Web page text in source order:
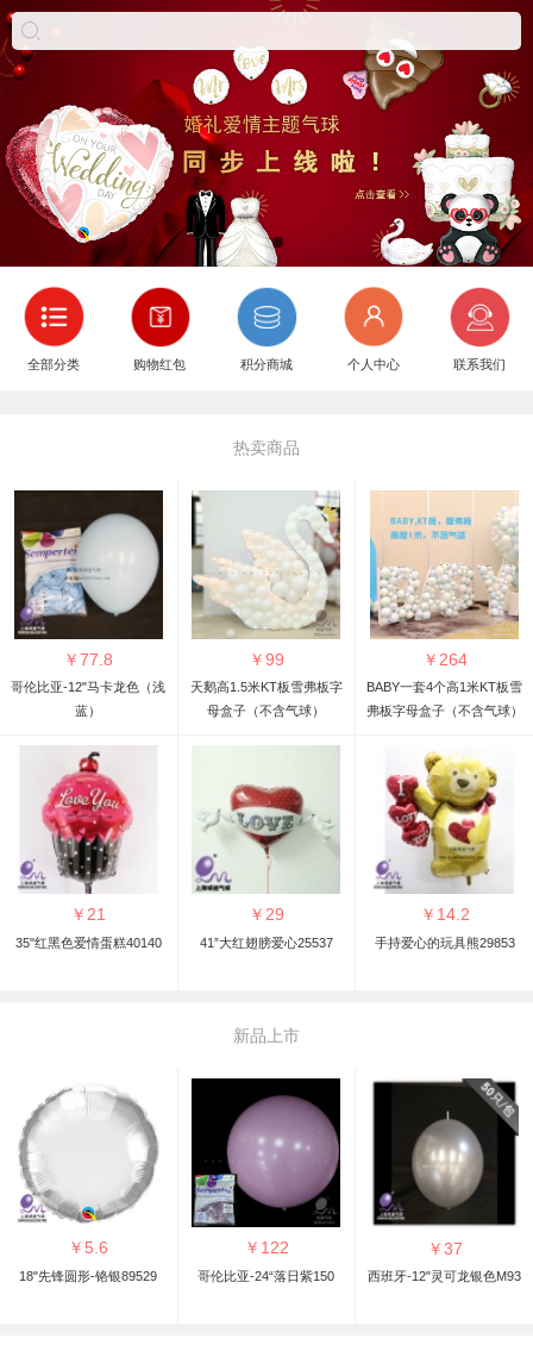
全部分类 购物红包 积分商城 个人中心 联系我们
热卖商品
￥77.8
哥伦比亚-12"马卡龙色（浅
蓝）
￥99
天鹅高1.5米KT板雪弗板字
母盒子（不含气球）
￥ 264
BABY一套4个高1米KT板雪
弗板字母盒子（不含气球）
￥ 21
35"红黑色爱情蛋糕40140
￥ 29
41”大红翅膀爱心25537
￥ 14.2
手持爱心的玩具熊29853
新品上市
￥ 5.6
18"先锋圆形-铬银89529
￥ 122
哥伦比亚-24“落日紫150
￥37
西班牙-12"灵可龙银色M93